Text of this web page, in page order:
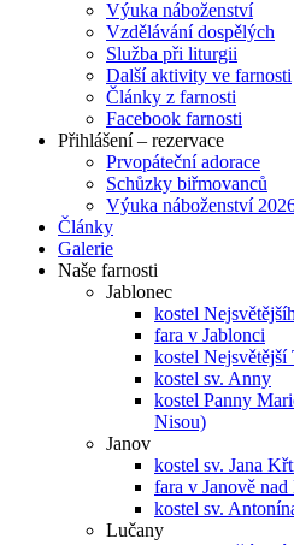
Výuka náboženství
Vzdělávání dospělých
Služba při liturgii
Další aktivity ve farnosti
Články z farnosti
Facebook farnosti
Přihlášení – rezervace
Prvopáteční adorace
Schůzky biřmovanců
Výuka náboženství
Články
Galerie
Naše farnosti
Jablonec
kostel
fara v Jablonci
kostel
kostel sv. Anny
kostel Panny
Nisou)
Janov
kostel sv. Jana
fara v Janově
kostel sv.
Lučany